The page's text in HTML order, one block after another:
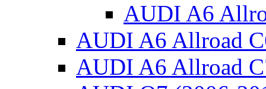
AUDI A6
AUDI A6 Allroad
AUDI A6 Allroad